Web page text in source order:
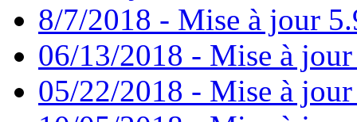
8/7/2018 - Mise à jour
06/13/2018 - Mise à
05/22/2018 - Mise à